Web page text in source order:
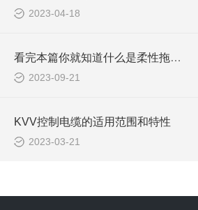
2023-04-18
看完本篇你就知道什么是柔性拖链电缆了
2023-09-21
KVV控制电缆的适用范围和特性
2023-03-21